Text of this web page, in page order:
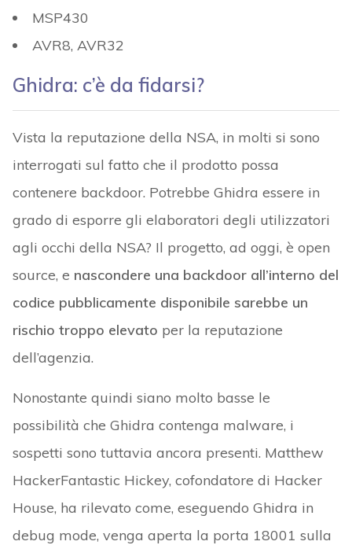
MSP430
AVR8, AVR32
Ghidra: c’è da fidarsi?
Vista la reputazione della NSA, in molti si sono
interrogati sul fatto che il prodotto possa
contenere backdoor. Potrebbe Ghidra essere in
grado di esporre gli elaboratori degli utilizzatori
agli occhi della NSA? Il progetto, ad oggi, è open
source, e nascondere una backdoor all’interno del
codice pubblicamente disponibile sarebbe un
rischio troppo elevato per la reputazione
dell’agenzia.
Nonostante quindi siano molto basse le
possibilità che Ghidra contenga malware, i
sospetti sono tuttavia ancora presenti. Matthew
HackerFantastic Hickey, cofondatore di Hacker
House, ha rilevato come, eseguendo Ghidra in
debug mode, venga aperta la porta 18001 sulla